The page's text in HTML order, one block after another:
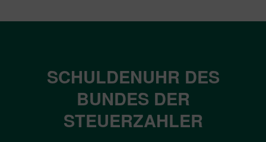
SCHULDENUHR DES
BUNDES DER
STEUERZAHLER